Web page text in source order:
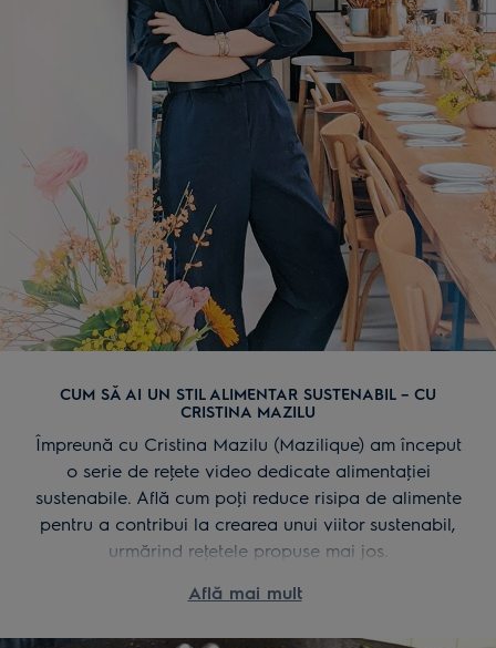
CUM SĂ AI UN STIL ALIMENTAR SUSTENABIL – CU
CRISTINA MAZILU
Împreună cu Cristina Mazilu (Mazilique) am început
o serie de reţete video dedicate alimentaţiei
sustenabile. Află cum poţi reduce risipa de alimente
pentru a contribui la crearea unui viitor sustenabil,
urmărind reţetele propuse mai jos.
Află mai mult